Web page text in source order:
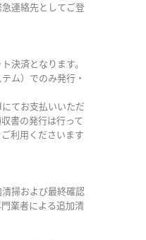
連絡先としてご登
決済となります。
ム）でのみ発行・
てお支払いいただ
書の発行は行って
利用くださいます
掃および最終確認
業者による追加清